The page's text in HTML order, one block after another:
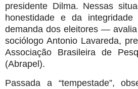
presidente Dilma. Nessas
honestidade e da
demanda dos eleitores —
sociólogo Antonio Lavareda,
Associação Brasileira de
(Abrapel).
Passada a “tempestade”,